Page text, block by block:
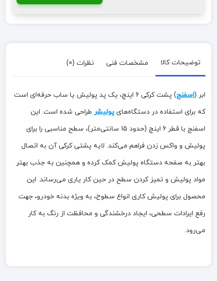
توضیحات کالا مشخصات فنی نظرات (0)
ابر (اسفنج
) پشت کرکی 6 اینچ، یک پد پولیش یا ساب حرفه‌ای است
که برای استفاده در دستگاه‌های پولیشر طراحی شده است. این
اسفنج با قطر 6 اینچ (حدود 15 سانتی‌متر)، سطح مناسبی را برای
پولیش و واکس زدن فراهم می‌کند. لایه پشتی کرکی آن به اتصال
بهتر به صفحه دستگاه پولیش کمک کرده و همچنین به جذب بهتر
مواد پولیش و تمیز کردن سطح در حین کار یاری می‌رساند. این
محصول برای پولیش کاری انواع سطوح، به ویژه بدنه خودرو، جهت
رفع ایرادات سطحی، ایجاد درخشندگی و محافظت از رنگ به کار
می‌رود.